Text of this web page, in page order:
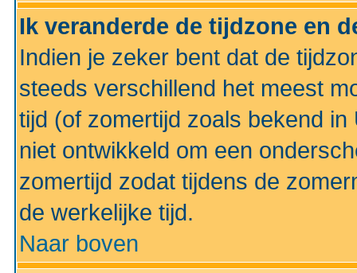
Ik veranderde de tijdzone en
Indien je zeker bent dat de
steeds verschillend het meest
tijd (of zomertijd zoals bekend
niet ontwikkeld om een
zomertijd zodat tijdens de
de werkelijke tijd.
Naar boven